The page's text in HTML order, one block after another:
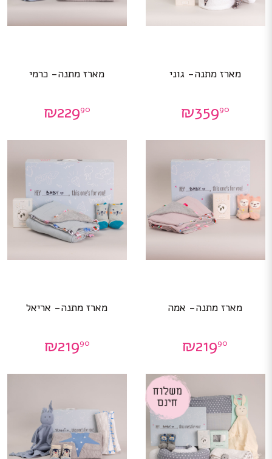
מארז מתנה- גוני
₪35990
מארז מתנה- כרמי
₪22990
מארז מתנה- אמה
₪21990
מארז מתנה- אריאל
₪21990